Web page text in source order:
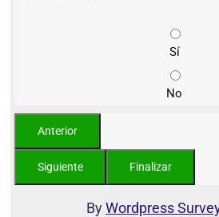
Sí
No
ByWordpress